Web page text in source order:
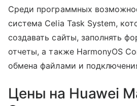
Среди программных
система Celia Task System,
создавать сайты, заполнять
отчеты, а также HarmonyOS
обмена файлами и
Цены на Huawei